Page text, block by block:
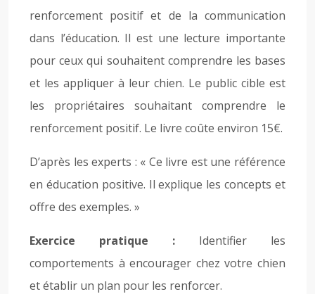
renforcement positif et de la communication
dans l’éducation. Il est une lecture importante
pour ceux qui souhaitent comprendre les bases
et les appliquer à leur chien. Le public cible est
les propriétaires souhaitant comprendre le
renforcement positif. Le livre coûte environ 15€.
D’après les experts : « Ce livre est une référence
en éducation positive. Il explique les concepts et
offre des exemples. »
Exercice pratique : Identifier les
comportements à encourager chez votre chien
et établir un plan pour les renforcer.